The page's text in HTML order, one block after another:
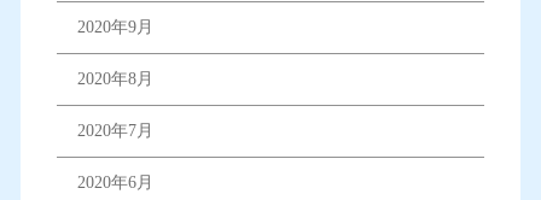
2020年9月
2020年8月
2020年7月
2020年6月